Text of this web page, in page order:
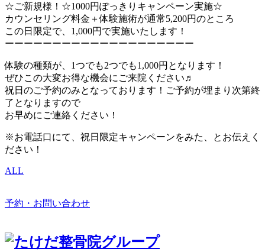
☆ご新規様！☆1000円ぽっきりキャンペーン実施☆
カウンセリング料金＋体験施術が通常5,200円のところ
この日限定で、1,000円で実施いたします！
ーーーーーーーーーーーーーーーーーーーー
体験の種類が、1つでも2つでも1,000円となります！
ぜひこの大変お得な機会にご来院ください♬
祝日のご予約のみとなっております！ご予約が埋まり次第終
了となりますので
お早めにご連絡ください！
※お電話口にて、祝日限定キャンペーンをみた、とお伝えく
ださい！
ALL
予約・お問い合わせ